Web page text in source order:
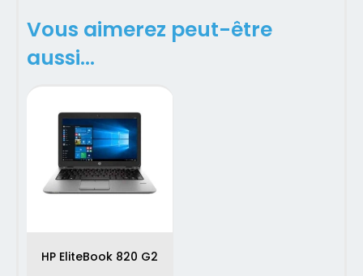
Vous aimerez peut-être
aussi…
HP EliteBook 820 G2